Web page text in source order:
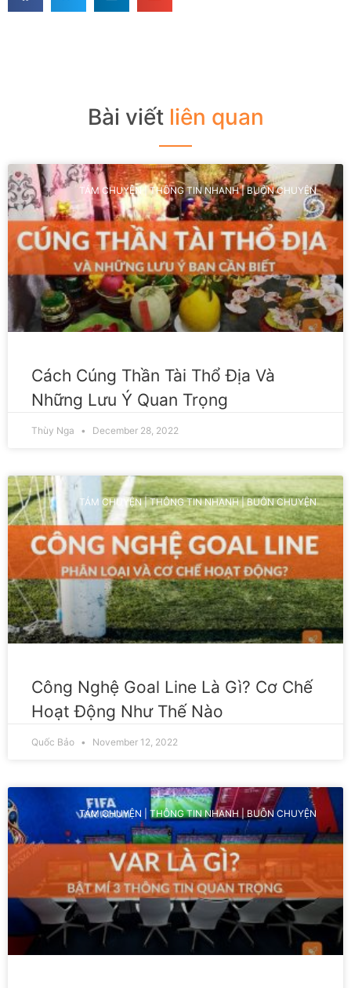
Bài viết liên quan
TÁM CHUYỆN | THÔNG TIN NHANH | BUÔN CHUYỆN
Cách Cúng Thần Tài Thổ Địa Và
Những Lưu Ý Quan Trọng
Thùy Nga December 28, 2022
TÁM CHUYỆN | THÔNG TIN NHANH | BUÔN CHUYỆN
Công Nghệ Goal Line Là Gì? Cơ Chế
Hoạt Động Như Thế Nào
Quốc Bảo November 12, 2022
TÁM CHUYỆN | THÔNG TIN NHANH | BUÔN CHUYỆN